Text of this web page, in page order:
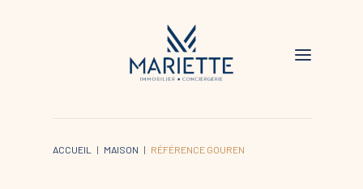
ACCUEIL MAISON RÉFÉRENCE GOUREN